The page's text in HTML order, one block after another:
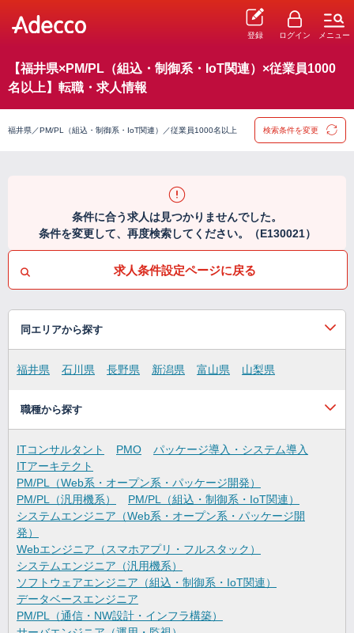
登録 ログイン メニュー
【福井県×PM/PL（組込・制御系・IoT関連）×従業員1000
名以上】転職・求人情報
福井県／PM/PL（組込・制御系・IoT関連）／従業員1000名以上 検索条件を変更
条件に合う求人は見つかりませんでした。
条件を変更して、再度検索してください。（E130021）
求人条件設定ページに戻る
同エリアから探す
福井県 石川県 長野県 新潟県 富山県 山梨県
職種から探す
ITコンサルタント PMO
パッケージ導入・システム導入
ITアーキテクト
PM/PL（Web系・オープン系・パッケージ開発）
PM/PL（汎用機系）
PM/PL（組込・制御系・IoT関連）
システムエンジニア（Web系・オープン系・パッケージ開
発）
Webエンジニア（スマホアプリ・フルスタック）
システムエンジニア（汎用機系）
ソフトウェアエンジニア（組込・制御系・IoT関連）
データベースエンジニア
PM/PL（通信・NW設計・インフラ構築）